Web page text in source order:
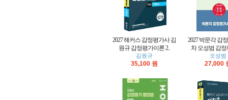
2027 해커스 감정평가사 김
원규 감정평가이론 2..
김원규
35,100 원
2027 박문각 감
차 오성범 감정
오성범
27,000